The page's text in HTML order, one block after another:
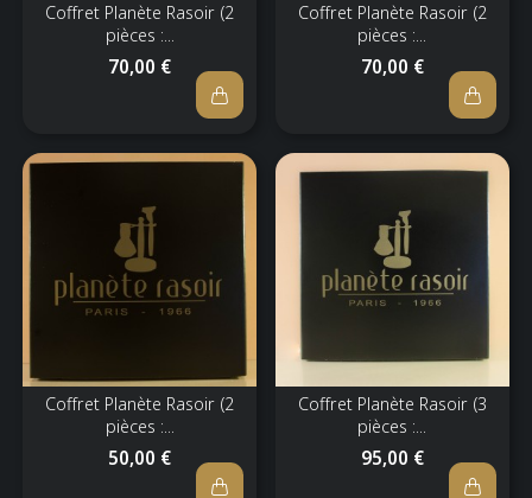
Coffret Planète Rasoir (2
pièces :...
70,00 €
Coffret Planète Rasoir (2
pièces :...
70,00 €
Coffret Planète Rasoir (2
pièces :...
50,00 €
Coffret Planète Rasoir (3
pièces :...
95,00 €